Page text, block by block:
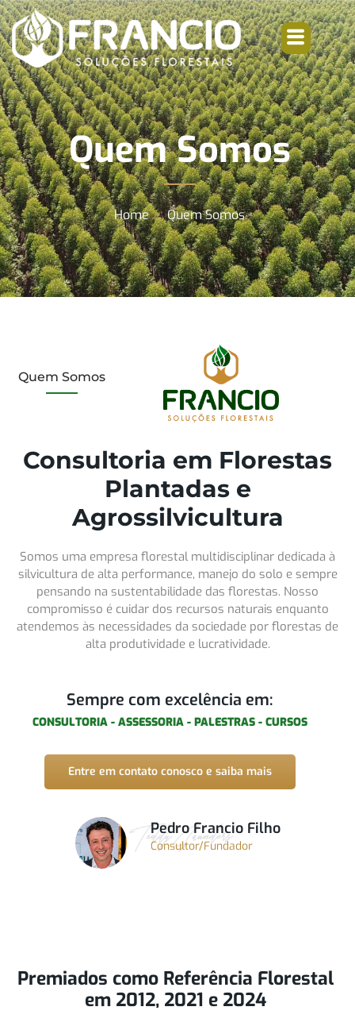
Quem Somos
Home Quem Somos
Quem Somos
Consultoria em Florestas
Plantadas e
Agrossilvicultura
Somos uma empresa florestal multidisciplinar dedicada à
silvicultura de alta performance, manejo do solo e sempre
pensando na sustentabilidade das florestas. Nosso
compromisso é cuidar dos recursos naturais enquanto
atendemos às necessidades da sociedade por florestas de
alta produtividade e lucratividade.
Sempre com excelência em:
CONSULTORIA - ASSESSORIA - PALESTRAS - CURSOS
Entre em contato conosco e saiba mais
Pedro Francio Filho
Consultor/Fundador
Premiados como Referência Florestal
em 2012, 2021 e 2024